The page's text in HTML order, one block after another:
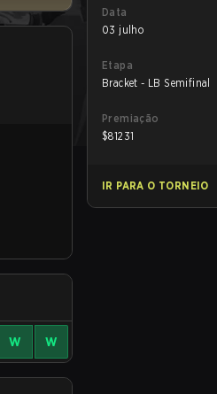
W W
Data
03 julho
Etapa
Bracket - LB Semifinal
Premiação
$81231
IR PARA O TORNEIO